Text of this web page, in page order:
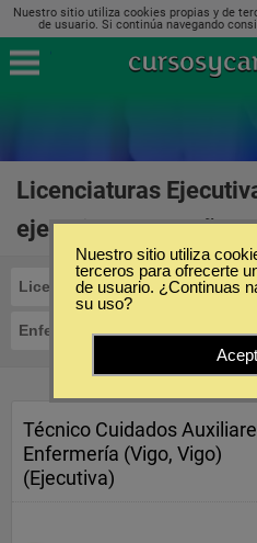
Nuestro sitio utiliza cookies propias y de
de usuario. Si continúa navegando
Licenciaturas
ejecutiva en España
Licenciaturas Ejecutivas
Enfermería Ejecutiva
Técnico Cuidados
Enfermería (Vigo, Vigo)
(Ejecutiva)
Nuestro sitio utiliza
terceros para ofrecerte
de usuario. ¿Continuas
su uso?